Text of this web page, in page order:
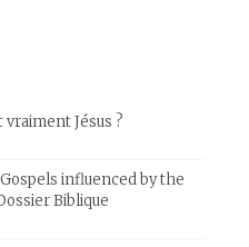
vraiment Jésus ?
influenced by the
Biblique